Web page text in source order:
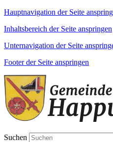
Hauptnavigation der Seite
Inhaltsbereich der Seite anspringen
Unternavigation der Seite
Footer der Seite anspringen
Suchen